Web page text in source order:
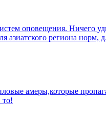
оповещения. Ничего
региона норм,
амеры,которые
то!